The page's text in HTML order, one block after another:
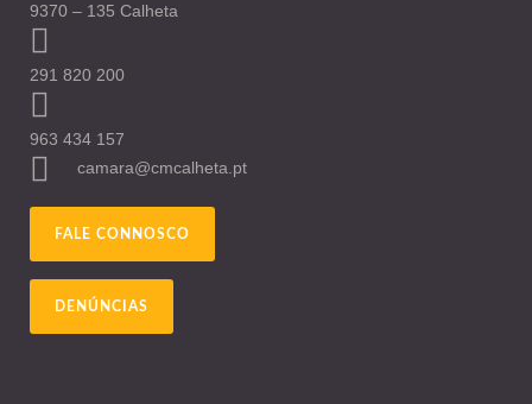
9370 – 135 Calheta
291 820 200
963 434 157
camara@cmcalheta.pt
FALE CONNOSCO
DENÚNCIAS